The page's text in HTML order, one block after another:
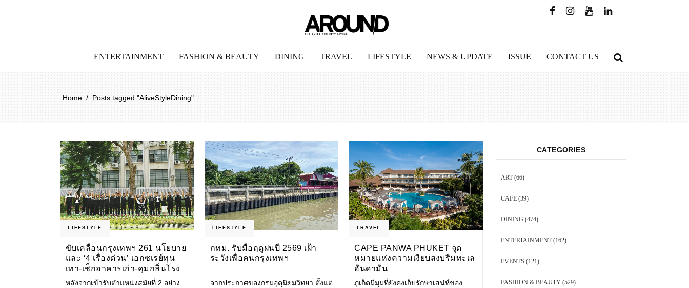
ENTERTAINMENT FASHION & BEAUTY DINING TRAVEL LIFESTYLE NEWS & UPDATE ISSUE CONTACT US
Home / Posts tagged "AliveStyleDining"
LIFESTYLE
ขับเคลื่อนกรุงเทพฯ 261 นโยบาย
และ ‘4 เรื่องด่วน’ เอกซเรย์ทุน
เทา-เช็กอาคารเก่า-คุมกลิ่นโรง
ขยะ-ขีดเส้นสอบทุจริต
หลังจากเข้ารับตำแหน่งสมัยที่ 2 อย่าง
LIFESTYLE
กทม. รับมือฤดูฝนปี 2569 เฝ้า
ระวังเพื่อคนกรุงเทพฯ
จากประกาศของกรมอุตุนิยมวิทยา ตั้งแต่
TRAVEL
CAPE PANWA PHUKET จุด
หมายแห่งความเงียบสงบริมทะเล
อันดามัน
ภูเก็ตมีมุมที่ยังคงเก็บรักษาเสน่ห์ของ
CATEGORIES
ART(66)
CAFE (39)
DINING (474)
ENTERTAINMENT(162)
EVENTS (121)
FASHION & BEAUTY (529)